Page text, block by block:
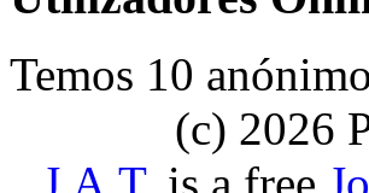
Temos 10
(c) 2026